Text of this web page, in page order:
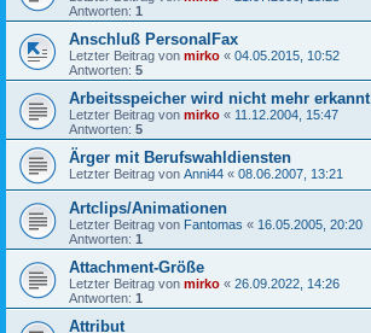
Antworten: 1
Anschluß PersonalFax
Letzter Beitrag von mirko « 04.05.2015, 10:52
Antworten: 5
Arbeitsspeicher wird nicht mehr erkannt
Letzter Beitrag von mirko « 11.12.2004, 15:47
Antworten: 5
Ärger mit Berufswahldiensten
Letzter Beitrag von Anni44 « 08.06.2007, 13:21
Artclips/Animationen
Letzter Beitrag von Fantomas « 16.05.2005, 20:20
Antworten: 1
Attachment-Größe
Letzter Beitrag von mirko « 26.09.2022, 14:26
Antworten: 1
Attribut